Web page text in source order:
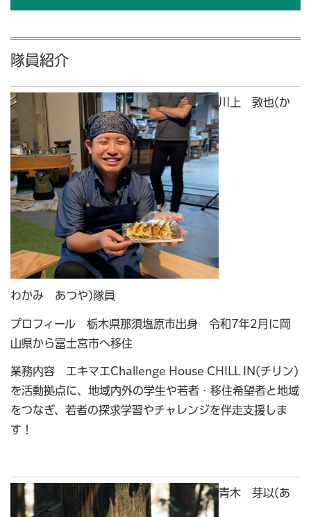
隊員紹介
川上 敦也(か
わかみ あつや)隊員
プロフィール 栃木県那須塩原市出身 令和7年2月に岡
山県から富士宮市へ移住
業務内容 エキマエChallenge House CHILL IN(チリン)
を活動拠点に、地域内外の学生や若者・移住希望者と地域
をつなぎ、若者の探求学習やチャレンジを伴走支援しま
す！
青木 芽以(あ